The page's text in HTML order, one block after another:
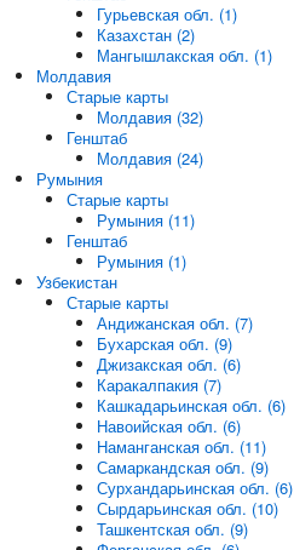
Гурьевская обл. (1)
Казахстан (2)
Мангышлакская обл. (1)
Молдавия
Старые карты
Молдавия (32)
Генштаб
Молдавия (24)
Румыния
Старые карты
Румыния (11)
Генштаб
Румыния (1)
Узбекистан
Старые карты
Андижанская обл. (7)
Бухарская обл. (9)
Джизакская обл. (6)
Каракалпакия (7)
Кашкадарьинская обл. (6)
Навоийская обл. (6)
Наманганская обл. (11)
Самаркандская обл. (9)
Сурхандарьинская обл. (6)
Сырдарьинская обл. (10)
Ташкентская обл. (9)